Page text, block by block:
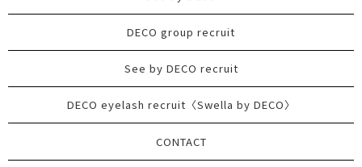
DECO group recruit
See by DECO recruit
DECO eyelash recruit〈Swella by DECO〉
CONTACT